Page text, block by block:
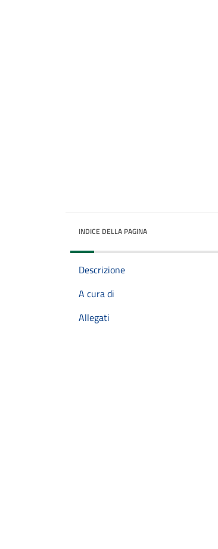
INDICE DELLA PAGINA
Descrizione
A cura di
Allegati